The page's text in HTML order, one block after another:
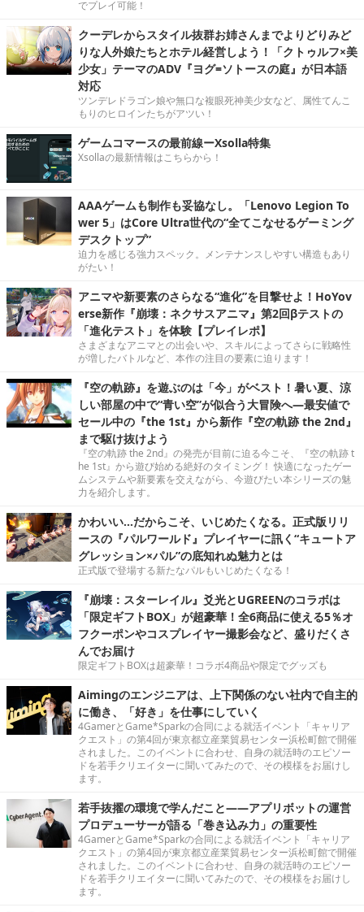
でプレイ可能！
クーデレからスタイル抜群お姉さんまでよりどりみど
りな人外娘たちとホテル経営しよう！「クトゥルフ×美
少女」テーマのADV『ヨグ=ソトースの庭』が日本語
対応
ツンデレドラゴン娘や無口な複眼死神美少女など、属性てんこ
もりのヒロインたちがアツい！
ゲームコマースの最前線ーXsolla特集
Xsollaの最新情報はこちらから！
AAAゲームも制作も妥協なし。「Lenovo Legion To
wer 5」はCore Ultra世代の“全てこなせるゲーミング
デスクトップ”
迫力を感じる強力スペック。メンテナンスしやすい構造もあり
がたい！
アニマや新要素のさらなる“進化”を目撃せよ！HoYov
erse新作『崩壊：ネクサスアニマ』第2回βテストの
「進化テスト」を体験【プレイレポ】
さまざまなアニマとの出会いや、スキルによってさらに戦略性
が増したバトルなど、本作の注目の要素に迫ります！
『空の軌跡』を遊ぶのは「今」がベスト！暑い夏、涼
しい部屋の中で“青い空”が似合う大冒険へ―最安値で
セール中の『the 1st』から新作『空の軌跡 the 2nd』
まで駆け抜けよう
『空の軌跡 the 2nd』の発売が目前に迫る今こそ、『空の軌跡 t
he 1st』から遊び始める絶好のタイミング！ 快適になったゲー
ムシステムや新要素を交えながら、今遊びたい本シリーズの魅
力を紹介します。
かわいい…だからこそ、いじめたくなる。正式版リリ
ースの『パルワールド』プレイヤーに訊く“キュートア
グレッション×パル”の底知れぬ魅力とは
正式版で登場する新たなパルもいじめたくなる！
『崩壊：スターレイル』爻光とUGREENのコラボは
「限定ギフトBOX」が超豪華！全6商品に使える5％オ
フクーポンやコスプレイヤー撮影会など、盛りだくさ
んでお届け
限定ギフトBOXは超豪華！コラボ4商品や限定でグッズも
Aimingのエンジニアは、上下関係のない社内で自主的
に働き、「好き」を仕事にしていく
4GamerとGame*Sparkの合同による就活イベント「キャリア
クエスト」の第4回が東京都立産業貿易センター浜松町館で開催
されました。このイベントに合わせ、自身の就活時のエピソー
ドを若手クリエイターに聞いてみたので、その模様をお届けし
ます。
若手抜擢の環境で学んだこと――アプリボットの運営
プロデューサーが語る「巻き込み力」の重要性
4GamerとGame*Sparkの合同による就活イベント「キャリア
クエスト」の第4回が東京都立産業貿易センター浜松町館で開催
されました。このイベントに合わせ、自身の就活時のエピソー
ドを若手クリエイターに聞いてみたので、その模様をお届けし
ます。